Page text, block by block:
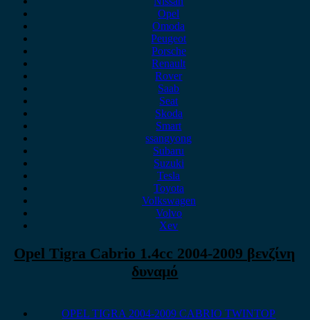
Opel
Omoda
Peugeot
Porsche
Renault
Rover
Saab
Seat
Skoda
Smart
ssangyong
Subaru
Suzuki
Tesla
Toyota
Volkswagen
Volvo
Xev
Opel Tigra Cabrio 1.4cc 2004-2009 βενζίνη
δυναμό
OPEL TIGRA 2004-2009 CABRIO TWINTOP